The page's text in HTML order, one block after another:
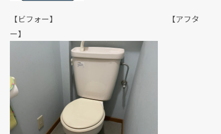
【ビフォー】 【アフタ
ー】